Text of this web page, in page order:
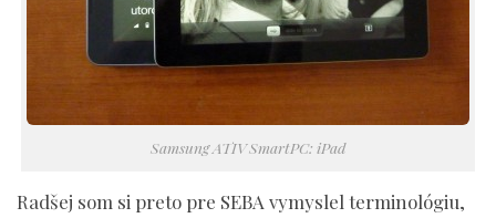
Samsung ATIV SmartPC: iPad
Radšej som si preto pre SEBA vymyslel terminológiu,